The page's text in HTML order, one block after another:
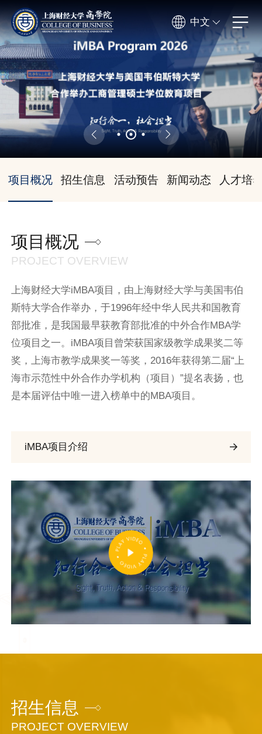
中文
项目概况 招生信息 活动预告 新闻动态 人才培
项目概况
PROJECT OVERVIEW
上海财经大学iMBA项目，由上海财经大学与美国韦伯
斯特大学合作举办，于1996年经中华人民共和国教育
部批准，是我国最早获教育部批准的中外合作MBA学
位项目之一。iMBA项目曾荣获国家级教学成果奖二等
奖，上海市教学成果奖一等奖，2016年获得第二届“上
海市示范性中外合作办学机构（项目）”提名表扬，也
是本届评估中唯一进入榜单中的MBA项目。
iMBA项目介绍
招生信息
PROJECT OVERVIEW